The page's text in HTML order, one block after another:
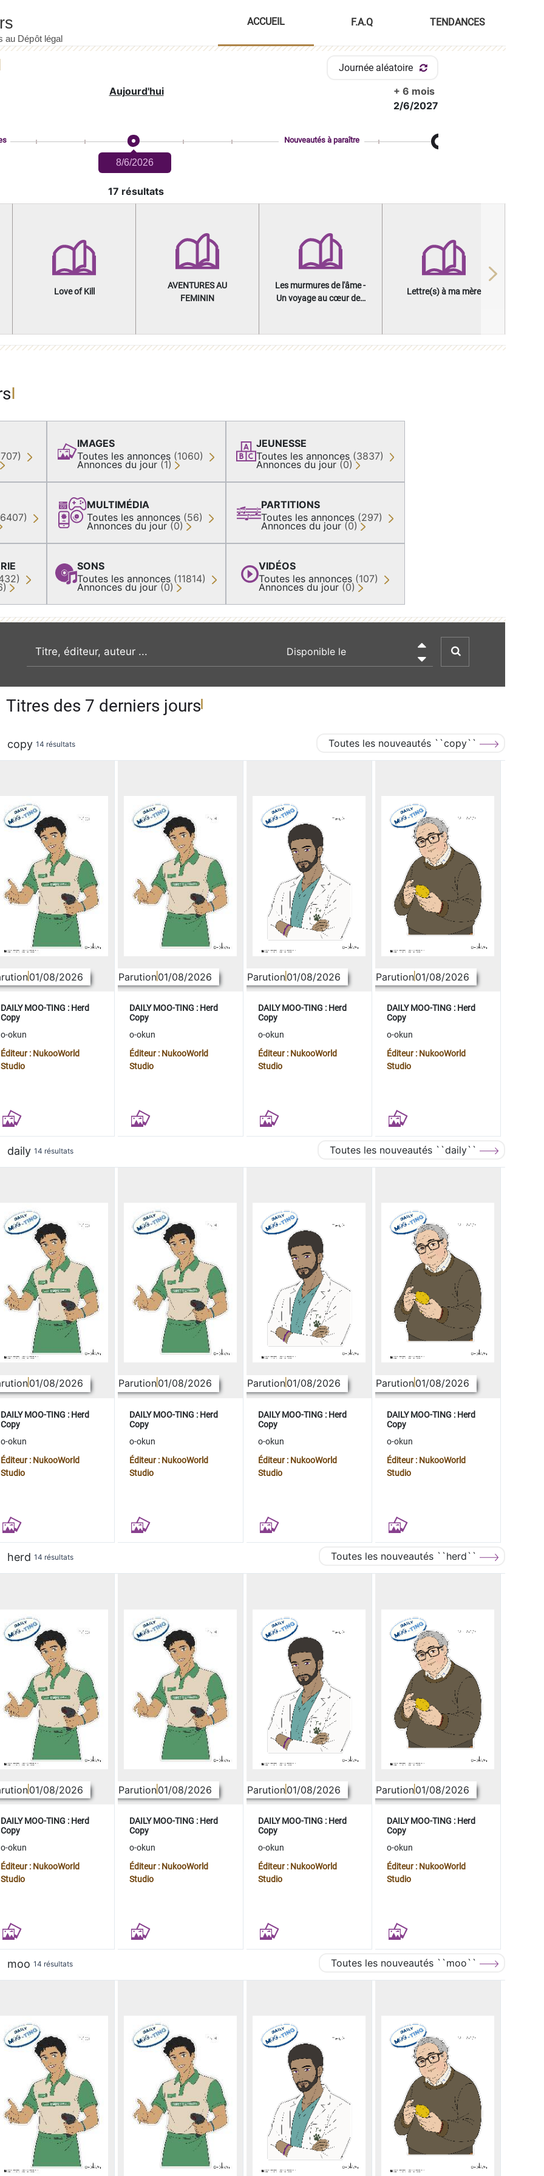
ACCUEIL F.A.Q TENDANCES
Journée aléatoire
Aujourd'hui
+ 6 mois
2/6/2027
8/6/2026
Nouveautés à paraître
17 résultats
Love of Kill
AVENTURES AU
FEMININ
Les murmures de l'âme -
Un voyage au cœur des
Lettre(s) à ma mère
Next
IMAGES
Toutes les annonces (1060)
Annonces du jour (1)
MULTIMÉDIA
Toutes les annonces (56)
Annonces du jour (0)
SONS
Toutes les annonces (11814)
Annonces du jour (0)
JEUNESSE
Toutes les annonces (3837)
Annonces du jour (0)
PARTITIONS
Toutes les annonces (297)
Annonces du jour (0)
VIDÉOS
Toutes les annonces (107)
Annonces du jour (0)
recherche par mot clé

Titres des 7 derniers jours
copy 14 résultats Toutes les nouveautés ``copy``
01/08/2026
DAILY MOO-TING : Herd
Copy
o-okun
Éditeur : NukooWorld
Studio
Parution01/08/2026
DAILY MOO-TING : Herd
Copy
o-okun
Éditeur : NukooWorld
Studio
Parution01/08/2026
DAILY MOO-TING : Herd
Copy
o-okun
Éditeur : NukooWorld
Studio
Parution01/08/2026
DAILY MOO-TING : Herd
Copy
o-okun
Éditeur : NukooWorld
Studio
daily 14 résultats Toutes les nouveautés ``daily``
01/08/2026
DAILY MOO-TING : Herd
Copy
o-okun
Éditeur : NukooWorld
Studio
Parution01/08/2026
DAILY MOO-TING : Herd
Copy
o-okun
Éditeur : NukooWorld
Studio
Parution01/08/2026
DAILY MOO-TING : Herd
Copy
o-okun
Éditeur : NukooWorld
Studio
Parution01/08/2026
DAILY MOO-TING : Herd
Copy
o-okun
Éditeur : NukooWorld
Studio
herd 14 résultats Toutes les nouveautés ``herd``
01/08/2026
DAILY MOO-TING : Herd
Copy
o-okun
Éditeur : NukooWorld
Studio
Parution01/08/2026
DAILY MOO-TING : Herd
Copy
o-okun
Éditeur : NukooWorld
Studio
Parution01/08/2026
DAILY MOO-TING : Herd
Copy
o-okun
Éditeur : NukooWorld
Studio
Parution01/08/2026
DAILY MOO-TING : Herd
Copy
o-okun
Éditeur : NukooWorld
Studio
moo 14 résultats Toutes les nouveautés ``moo``